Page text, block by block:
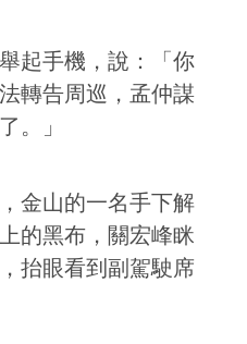
起手機，說：「你
轉告周巡，孟仲謀
。」
金山的一名手下解
的黑布，關宏峰眯
抬眼看到副駕駛席